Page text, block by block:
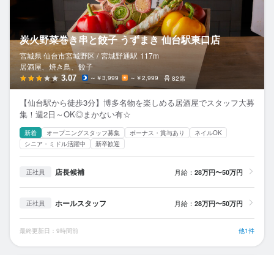
炭火野菜巻き串と餃子 うずまき 仙台駅東口店
宮城県 仙台市宮城野区 / 宮城野通駅 117m
居酒屋、焼き鳥、餃子
3.07 ～￥3,999 ～￥2,999 82席
【仙台駅から徒歩3分】博多名物を楽しめる居酒屋でスタッフ大募
集！週2日～OK◎まかない有☆
新着 オープニングスタッフ募集 ボーナス・賞与あり
ネイルOK
シニア・ミドル活躍中
新卒歓迎
正社員 店長候補 月給： 28万円〜50万円
正社員 ホールスタッフ 月給： 28万円〜50万円
最終更新日：9時間前 他1件